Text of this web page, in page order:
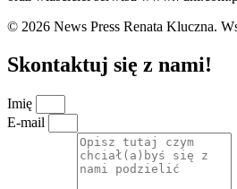
© 2026 News Press Renata Kluczna.
Skontaktuj się z nami!
Imię
E-mail